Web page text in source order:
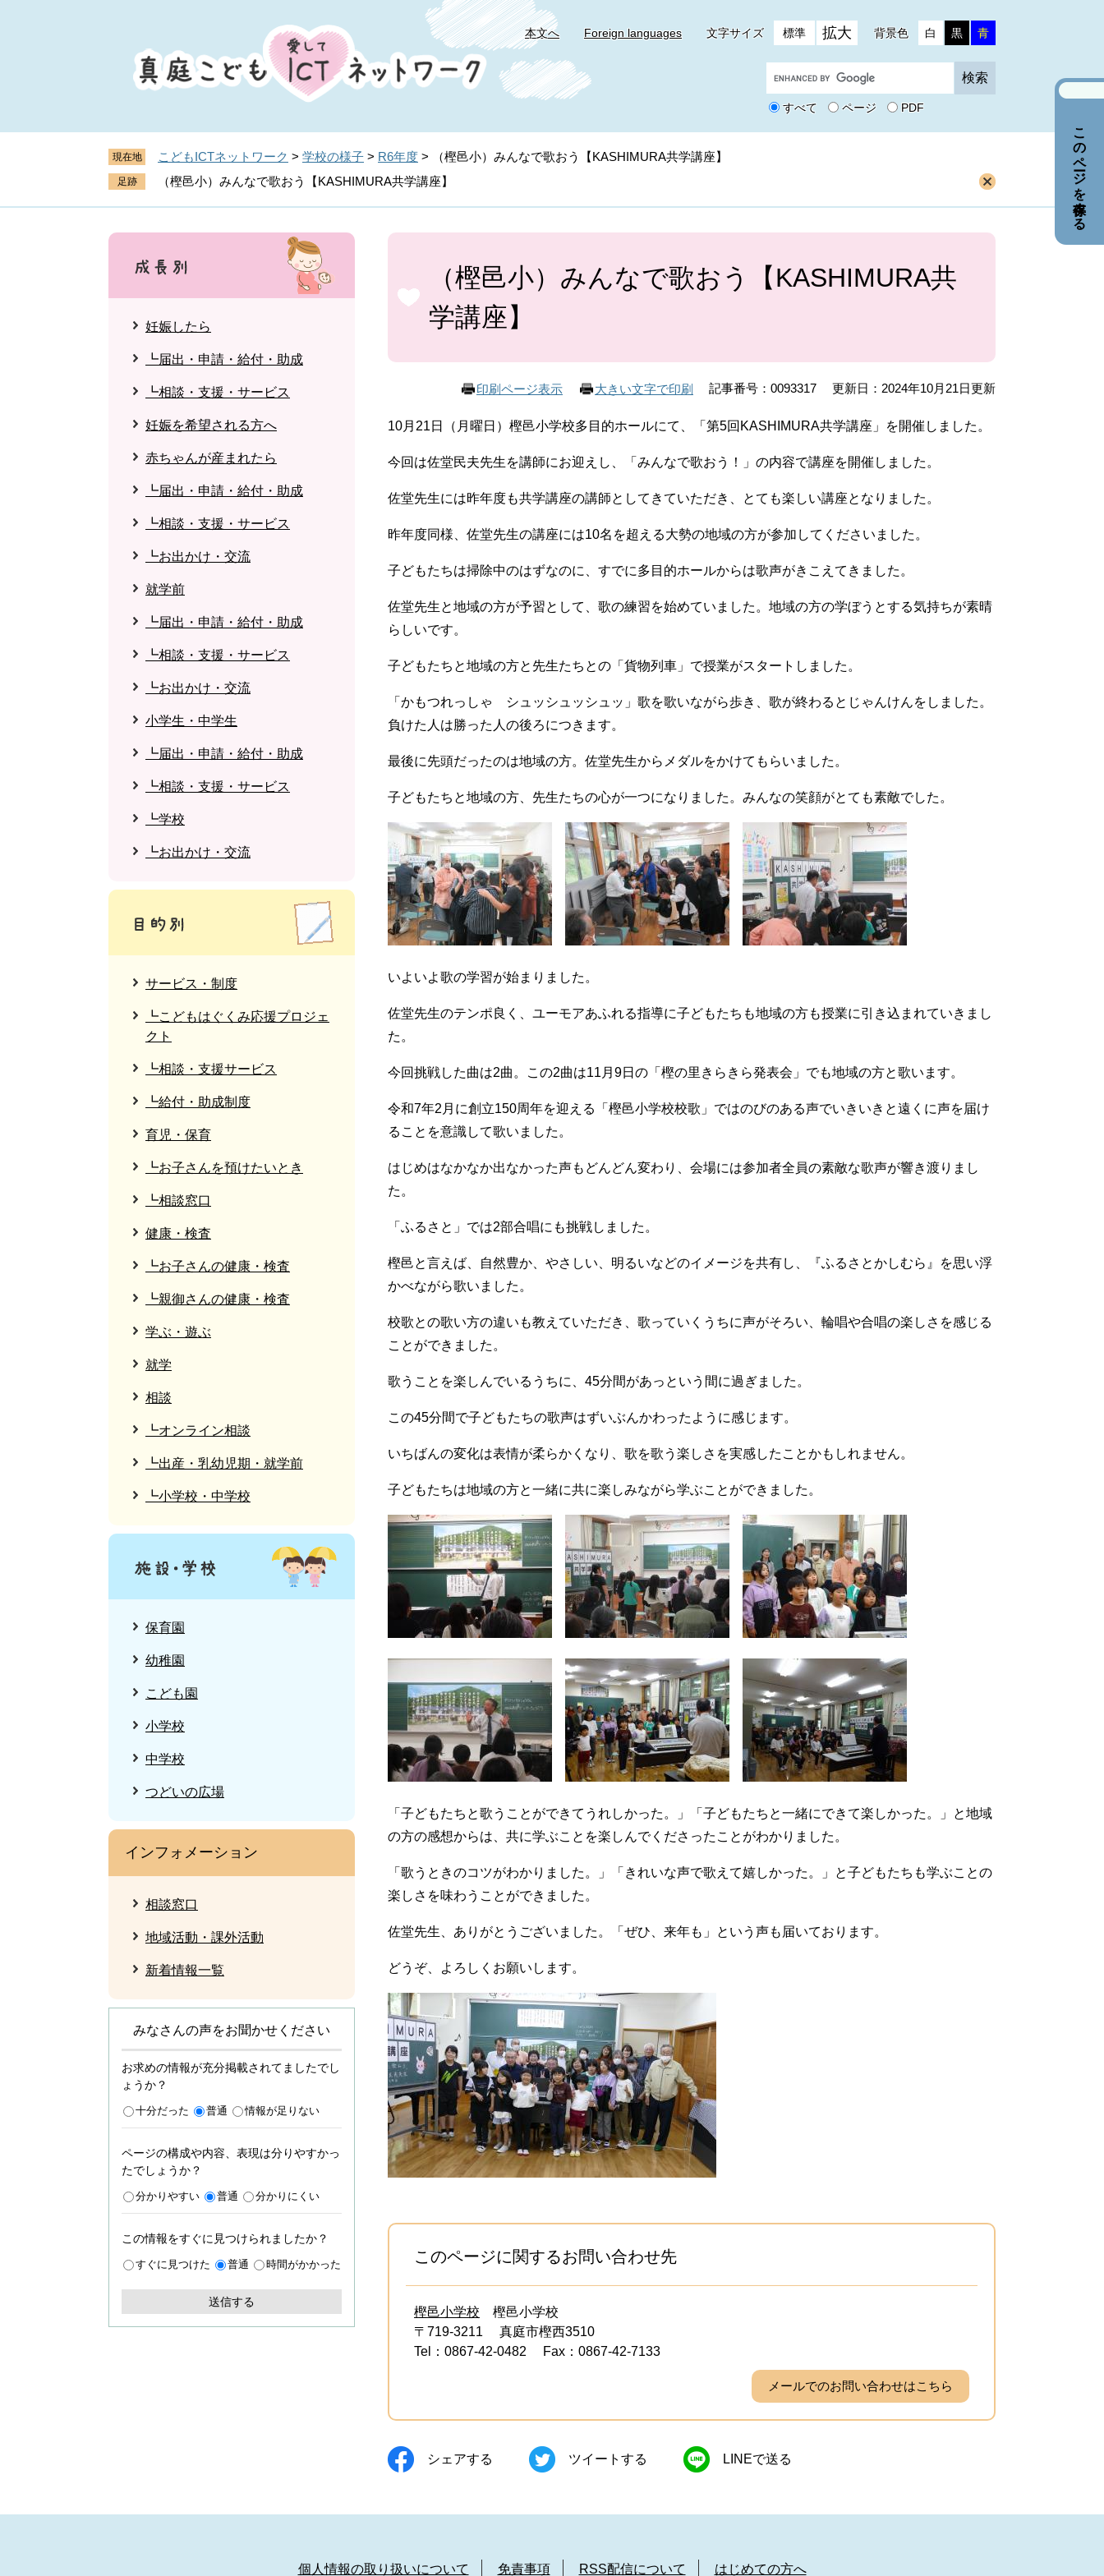
文
本文へ Foreign languages 文字サイズ 標準 拡大 背景色 白 黒 青
o
タ
すべて ページ PDF
現在地 こどもICTネットワーク > 学校の様子 > R6年度 >
（樫邑小）みんなで歌おう【KASHIMURA共学講座】
（樫邑小）みんなで歌おう【KASHIMURA共学講座】
本
（樫邑小）みんなで歌おう【KASHIMURA共
学講座】
印刷ページ表示 大きい文字で印刷 記事番号：0093317 更新日：2024年10月21日更新
10月21日（月曜日）樫邑小学校多目的ホールにて、「第5回KASHIMURA共学講座」を開催しました。
今回は佐堂民夫先生を講師にお迎えし、「みんなで歌おう！」の内容で講座を開催しました。
佐堂先生には昨年度も共学講座の講師としてきていただき、とても楽しい講座となりました。
昨年度同様、佐堂先生の講座には10名を超える大勢の地域の方が参加してくださいました。
子どもたちは掃除中のはずなのに、すでに多目的ホールからは歌声がきこえてきました。
佐堂先生と地域の方が予習として、歌の練習を始めていました。地域の方の学ぼうとする気持ちが素晴
らしいです。
子どもたちと地域の方と先生たちとの「貨物列車」で授業がスタートしました。
「かもつれっしゃ シュッシュッシュッ」歌を歌いながら歩き、歌が終わるとじゃんけんをしました。
負けた人は勝った人の後ろにつきます。
最後に先頭だったのは地域の方。佐堂先生からメダルをかけてもらいました。
子どもたちと地域の方、先生たちの心が一つになりました。みんなの笑顔がとても素敵でした。
いよいよ歌の学習が始まりました。
佐堂先生のテンポ良く、ユーモアあふれる指導に子どもたちも地域の方も授業に引き込まれていきまし
た。
今回挑戦した曲は2曲。この2曲は11月9日の「樫の里きらきら発表会」でも地域の方と歌います。
令和7年2月に創立150周年を迎える「樫邑小学校校歌」ではのびのある声でいきいきと遠くに声を届け
ることを意識して歌いました。
はじめはなかなか出なかった声もどんどん変わり、会場には参加者全員の素敵な歌声が響き渡りまし
た。
「ふるさと」では2部合唱にも挑戦しました。
樫邑と言えば、自然豊か、やさしい、明るいなどのイメージを共有し、『ふるさとかしむら』を思い浮
かべながら歌いました。
校歌との歌い方の違いも教えていただき、歌っていくうちに声がそろい、輪唱や合唱の楽しさを感じる
ことができました。
歌うことを楽しんでいるうちに、45分間があっという間に過ぎました。
この45分間で子どもたちの歌声はずいぶんかわったように感じます。
いちばんの変化は表情が柔らかくなり、歌を歌う楽しさを実感したことかもしれません。
子どもたちは地域の方と一緒に共に楽しみながら学ぶことができました。
「子どもたちと歌うことができてうれしかった。」「子どもたちと一緒にできて楽しかった。」と地域
の方の感想からは、共に学ぶことを楽しんでくださったことがわかりました。
「歌うときのコツがわかりました。」「きれいな声で歌えて嬉しかった。」と子どもたちも学ぶことの
楽しさを味わうことができました。
佐堂先生、ありがとうございました。「ぜひ、来年も」という声も届いております。
どうぞ、よろしくお願いします。
このページに関するお問い合わせ先
樫邑小学校
樫邑小学校
〒719-3211
真庭市樫西3510
Tel：0867-42-0482
Fax：0867-42-7133
メールでのお問い合わせはこちら
シェアする ツイートする LINEで送る
妊娠したら
┗届出・申請・給付・助成
┗相談・支援・サービス
妊娠を希望される方へ
赤ちゃんが産まれたら
┗届出・申請・給付・助成
┗相談・支援・サービス
┗お出かけ・交流
就学前
┗届出・申請・給付・助成
┗相談・支援・サービス
┗お出かけ・交流
小学生・中学生
┗届出・申請・給付・助成
┗相談・支援・サービス
┗学校
┗お出かけ・交流
サービス・制度
┗こどもはぐくみ応援プロジェ
クト
┗相談・支援サービス
┗給付・助成制度
育児・保育
┗お子さんを預けたいとき
┗相談窓口
健康・検査
┗お子さんの健康・検査
┗親御さんの健康・検査
学ぶ・遊ぶ
就学
相談
┗オンライン相談
┗出産・乳幼児期・就学前
┗小学校・中学校
保育園
幼稚園
こども園
小学校
中学校
つどいの広場
インフォメーション
相談窓口
地域活動・課外活動
新着情報一覧
みなさんの声をお聞かせください
お求めの情報が充分掲載されてましたでし
ょうか？
十分だった 普通 情報が足りない
ページの構成や内容、表現は分りやすかっ
たでしょうか？
分かりやすい 普通 分かりにくい
この情報をすぐに見つけられましたか？
すぐに見つけた 普通 時間がかかった
個人情報の取り扱いについて 免責事項 RSS配信について はじめての方へ
このページを保存する